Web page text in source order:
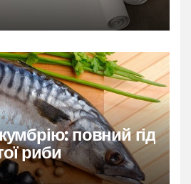
повний гід
риби